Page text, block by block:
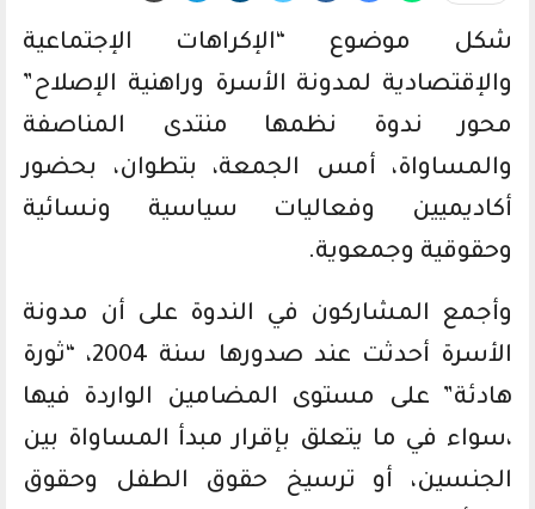
شكل موضوع “الإكراهات الإجتماعية
والإقتصادية لمدونة الأسرة وراهنية الإصلاح”
محور ندوة نظمها منتدى المناصفة
والمساواة، أمس الجمعة، بتطوان، بحضور
أكاديميين وفعاليات سياسية ونسائية
وحقوقية وجمعوية.
وأجمع المشاركون في الندوة على أن مدونة
الأسرة أحدثت عند صدورها سنة 2004، “ثورة
هادئة” على مستوى المضامين الواردة فيها
،سواء في ما يتعلق بإقرار مبدأ المساواة بين
الجنسين، أو ترسيخ حقوق الطفل وحقوق